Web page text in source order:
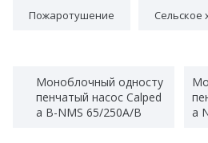
Пожаротушение Сельское
Моноблочный односту
пенчатый насос Calped
a B-NMS 65/250A/B
a